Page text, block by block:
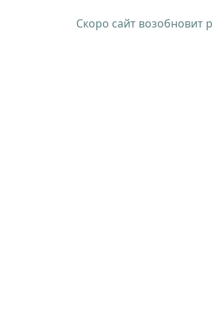
Скоро сайт возобновит